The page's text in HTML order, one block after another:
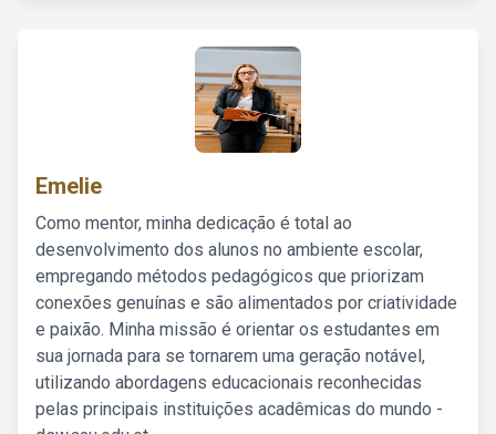
Emelie
Como mentor, minha dedicação é total ao
desenvolvimento dos alunos no ambiente escolar,
empregando métodos pedagógicos que priorizam
conexões genuínas e são alimentados por criatividade
e paixão. Minha missão é orientar os estudantes em
sua jornada para se tornarem uma geração notável,
utilizando abordagens educacionais reconhecidas
pelas principais instituições acadêmicas do mundo -